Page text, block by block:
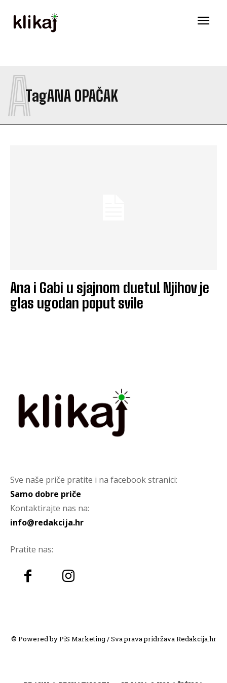
TagANA OPAČAK
A
Ana i Gabi u sjajnom duetu! Njihov je
glas ugodan poput svile
Sve naše priče pratite i na facebook stranici:
Samo dobre priče
Kontaktirajte nas na:
info@redakcija.hr
Pratite nas:
© Powered by PiS Marketing / Sva prava pridržava Redakcija.hr